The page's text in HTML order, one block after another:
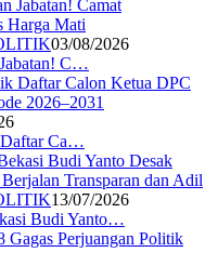
03/08/2026
C…
Ca…
13/07/2026
Budi Yanto…